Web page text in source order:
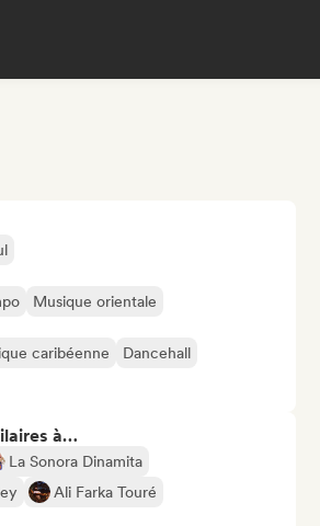
Musique orientale
caribéenne
Dancehall
à…
La Sonora Dinamita
Ali Farka Touré